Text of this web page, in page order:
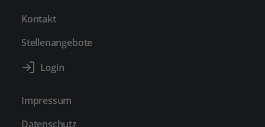
Kontakt
Stellenangebote
Impressum
Datenschutz